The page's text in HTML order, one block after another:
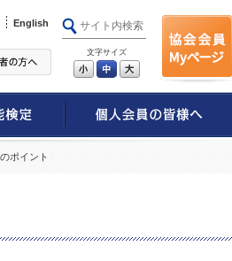
English
文字サイズ
小 中
ポイント